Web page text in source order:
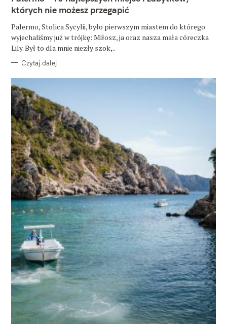
O
R
których nie możesz przegapić
Palermo, Stolica Sycylii, było pierwszym miastem do którego
wyjechaliśmy już w trójkę: Miłosz, ja oraz nasza mała córeczka
Lily. Był to dla mnie niezły szok,..
Czytaj dalej